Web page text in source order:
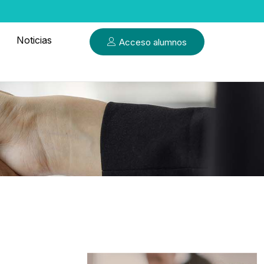
Noticias Acceso alumnos